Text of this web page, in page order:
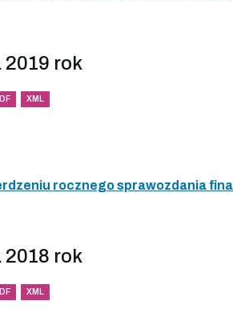
rok
XML
rocznego sprawozdania
rok
XML